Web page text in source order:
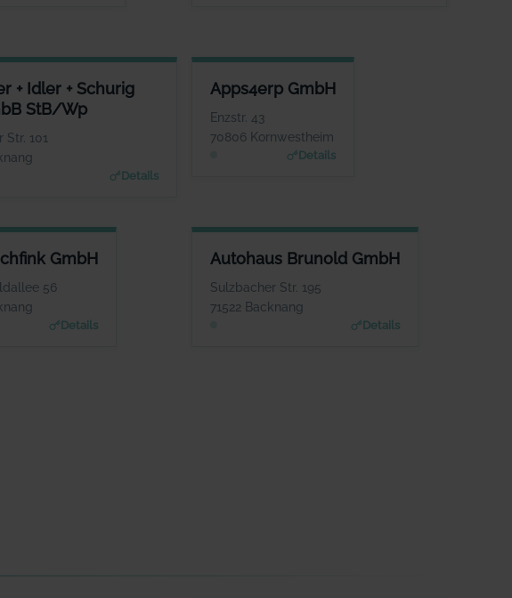
+ Idler + Schurig
StB/Wp
101
Details
+ IDLER + SCHURIG PARTG MBB STB/WP
ANSPRECHPARTNER
Frau Simone Apperger-Fichtner
WEBSITE
www.apperger-idler.de
Apps4erp GmbH
Enzstr. 43
70806 Kornwestheim
Details
APPS4ERP GMBH
ANSPRECHPARTNER
Herr Thomas Schmischke
www.appsin.de
GmbH
56
Details
GMBH
Buchfink
Autohaus Brunold GmbH
Sulzbacher Str. 195
71522 Backnang
Details
AUTOHAUS BRUNOLD GMBH
Herr Günther Uhrich
www.brunold.de